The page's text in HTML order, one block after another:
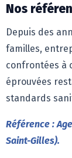
Nos
Depuis des
familles,
confrontées à
éprouvées
standards
Référence :
Saint-Gilles).